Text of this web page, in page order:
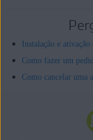
Instalação e
Como fazer um
Como cancelar uma